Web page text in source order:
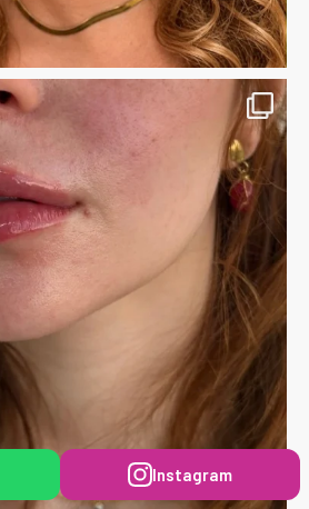
Instagram